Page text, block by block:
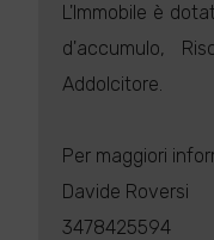
L'Immobile è
d'accumulo,
Addolcitore.
Per maggiori
Davide Roversi
3478425594